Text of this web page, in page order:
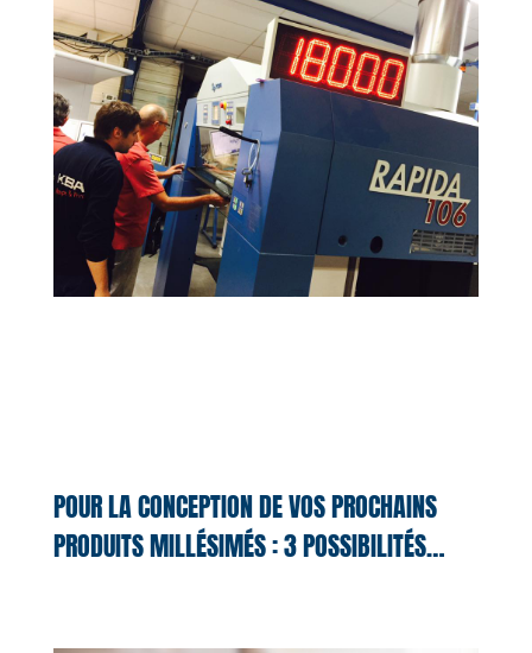
POUR LA CONCEPTION DE VOS PROCHAINS
PRODUITS MILLÉSIMÉS : 3 POSSIBILITÉS…